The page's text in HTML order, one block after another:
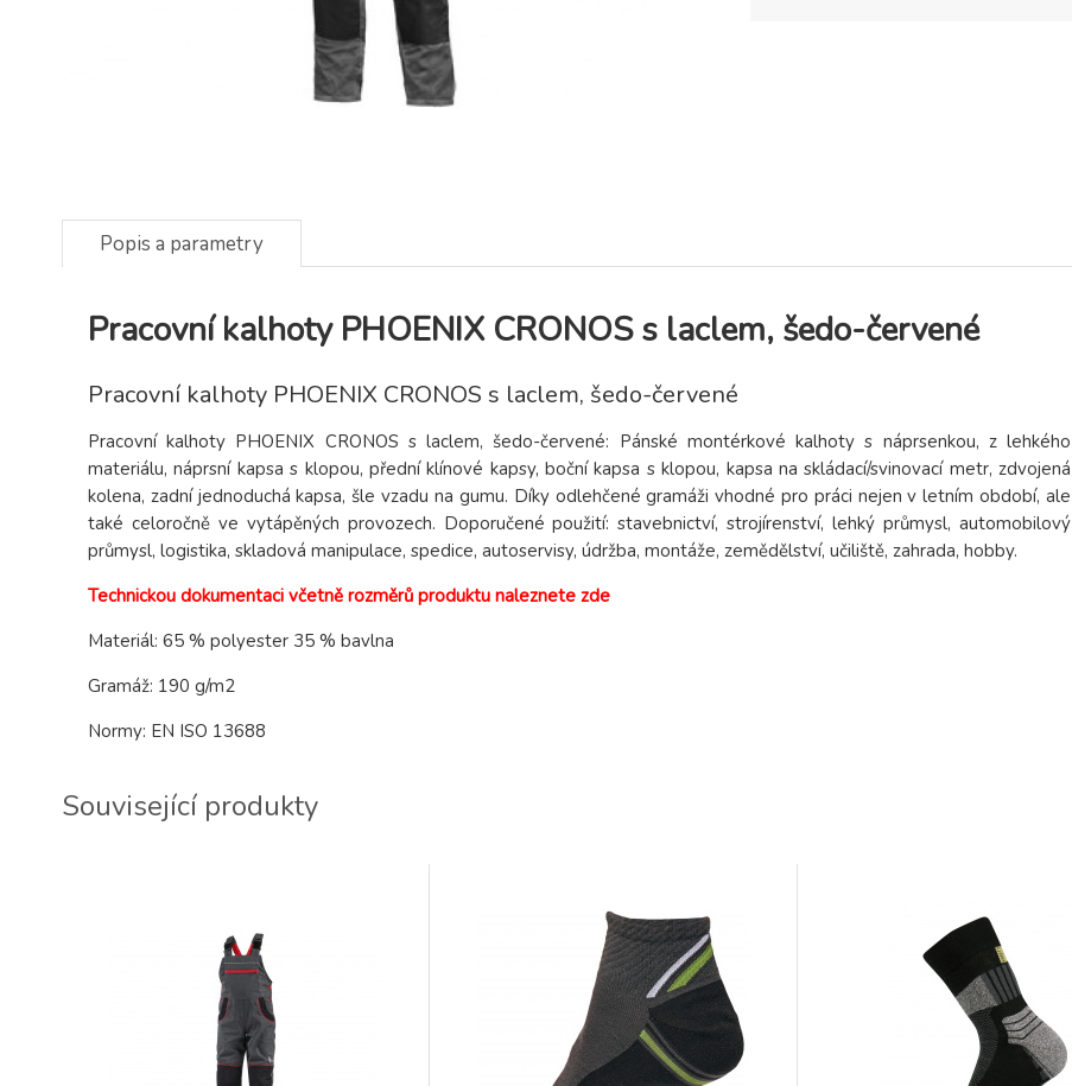
Popis a parametry
Pracovní kalhoty PHOENIX CRONOS s laclem, šedo-červené
Pracovní kalhoty PHOENIX CRONOS s laclem, šedo-červené
Pracovní kalhoty PHOENIX CRONOS s laclem, šedo-červené: Pánské montérkové kalhoty s náprsenkou, z lehkého
materiálu, náprsní kapsa s klopou, přední klínové kapsy, boční kapsa s klopou, kapsa na skládací/svinovací metr, zdvojená
kolena, zadní jednoduchá kapsa, šle vzadu na gumu. Díky odlehčené gramáži vhodné pro práci nejen v letním období, ale
také celoročně ve vytápěných provozech. Doporučené použití: stavebnictví, strojírenství, lehký průmysl, automobilový
průmysl, logistika, skladová manipulace, spedice, autoservisy, údržba, montáže, zemědělství, učiliště, zahrada, hobby.
Technickou dokumentaci včetně rozměrů produktu naleznete zde
Materiál: 65 % polyester 35 % bavlna
Gramáž: 190 g/m2
Normy: EN ISO 13688
Související produkty